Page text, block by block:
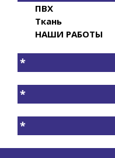
ПВХ
Ткань
НАШИ РАБОТЫ
*
*
*